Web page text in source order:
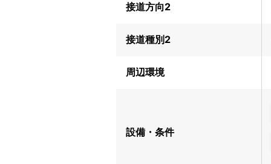
接道方向2
接道種別2
周辺環境
設備・条件